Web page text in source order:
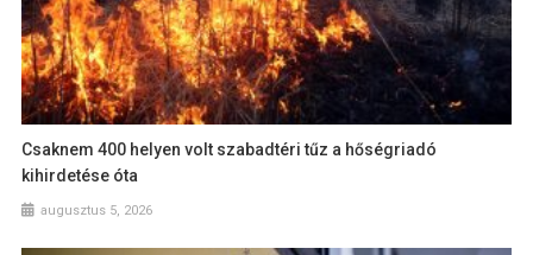
Csaknem 400 helyen volt szabadtéri tűz a hőségriadó
kihirdetése óta
augusztus 5, 2026